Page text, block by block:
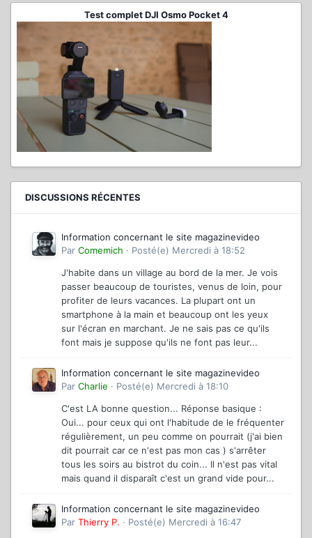
Test complet DJI Osmo Pocket 4
DISCUSSIONS RÉCENTES
Information concernant le site magazinevideo
Par Comemich · Posté(e) Mercredi à 18:52
J'habite dans un village au bord de la mer. Je vois
passer beaucoup de touristes, venus de loin, pour
profiter de leurs vacances. La plupart ont un
smartphone à la main et beaucoup ont les yeux
sur l'écran en marchant. Je ne sais pas ce qu'ils
font mais je suppose qu'ils ne font pas leur...
Information concernant le site magazinevideo
Par Charlie · Posté(e) Mercredi à 18:10
C'est LA bonne question... Réponse basique :
Oui... pour ceux qui ont l'habitude de le fréquenter
régulièrement, un peu comme on pourrait (j'ai bien
dit pourrait car ce n'est pas mon cas ) s'arrêter
tous les soirs au bistrot du coin... Il n'est pas vital
mais quand il disparaît c'est un grand vide pour...
Information concernant le site magazinevideo
Par Thierry P. · Posté(e) Mercredi à 16:47